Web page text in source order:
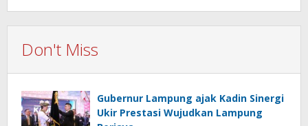
Don't Miss
Gubernur Lampung ajak Kadin Sinergi
Ukir Prestasi Wujudkan Lampung